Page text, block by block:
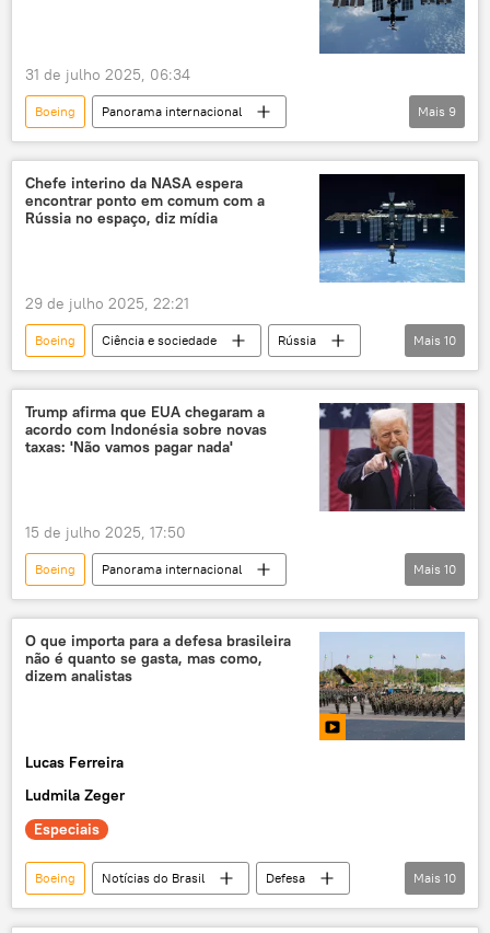
31 de julho 2025, 06:34
Boeing
Panorama internacional
Ciência e Tecnologia
Estados Unidos
Japão
oceano Pacífico
SpaceX
Estação Espacial Internacional
Mais 9
Chefe interino da NASA espera
encontrar ponto em comum com a
Rússia no espaço, diz mídia
29 de julho 2025, 22:21
Boeing Ciência e sociedade
Rússia
Estados Unidos
Federação da Rússia
Roscosmos
Reuters
Estação Espacial Internacional
Mais 10
Trump afirma que EUA chegaram a
acordo com Indonésia sobre novas
taxas: 'Não vamos pagar nada'
15 de julho 2025, 17:50
Boeing
Panorama internacional
Ásia e Oceania
Donald Trump
Indonésia
Estados Unidos
Américas
EUA
acordo
Mais 10
O que importa para a defesa brasileira
não é quanto se gasta, mas como,
dizem analistas
Lucas Ferreira
Ludmila Zeger
Especiais
Boeing Notícias do Brasil
Defesa
Brasil
América do Sul
OTAN
Mais 10